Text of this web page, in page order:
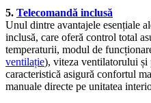
5. Telecomandă inclusă
Unul dintre avantajele esențiale
inclusă, care oferă control total
temperaturii, modul de
ventilație), viteza ventilatorului și
caracteristică asigură confortul
manuale directe pe unitatea